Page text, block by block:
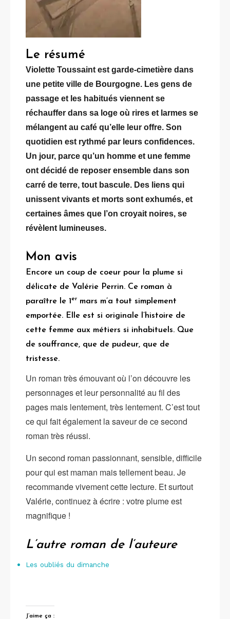
Le résumé
Violette Toussaint est garde-cimetière dans
une petite ville de Bourgogne. Les gens de
passage et les habitués viennent se
réchauffer dans sa loge où rires et larmes se
mélangent au café qu’elle leur offre. Son
quotidien est rythmé par leurs confidences.
Un jour, parce qu’un homme et une femme
ont décidé de reposer ensemble dans son
carré de terre, tout bascule. Des liens qui
unissent vivants et morts sont exhumés, et
certaines âmes que l’on croyait noires, se
révèlent lumineuses.
Mon avis
Encore un coup de coeur pour la plume si
délicate de Valérie Perrin. Ce roman à
paraître le 1 er mars m’a tout simplement
emportée. Elle est si originale l’histoire de
cette femme aux métiers si inhabituels. Que
de souffrance, que de pudeur, que de
tristesse.
Un roman très émouvant où l’on découvre les
personnages et leur personnalité au fil des
pages mais lentement, très lentement. C’est tout
ce qui fait également la saveur de ce second
roman très réussi.
Un second roman passionnant, sensible, difficile
pour qui est maman mais tellement beau. Je
recommande vivement cette lecture. Et surtout
Valérie, continuez à écrire : votre plume est
magnifique !
L’autre roman de l’auteure
Les oubliés du dimanche
J’aime ça :